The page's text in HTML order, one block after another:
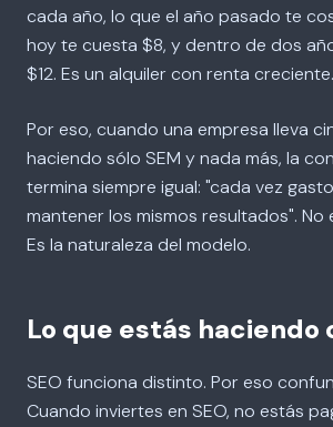
cada año, lo que el año pasado te
hoy te cuesta $8, y dentro de dos
$12. Es un alquiler con renta creciente.
Por eso, cuando una empresa lleva
haciendo sólo SEM y nada más, la
termina siempre igual: "cada vez
mantener los mismos resultados". No
Es la naturaleza del modelo.
Lo que estás haciendo
SEO funciona distinto. Por eso
Cuando inviertes en SEO, no estás